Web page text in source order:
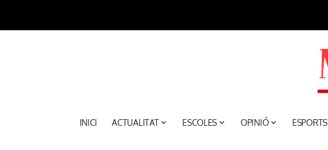
INICI ACTUALITAT ESCOLES OPINIÓ ESPORTS